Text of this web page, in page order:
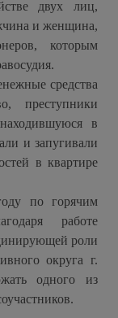
двух лиц,
и женщина,
которым
средства
преступники
в
и запугивали
в квартире
по горячим
работе
роли
округа г.
одного из